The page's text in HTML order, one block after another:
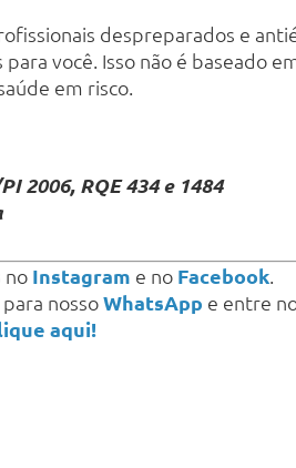
despreparados e
você. Isso não é baseado
em risco.
2006, RQE 434 e 1484
no Instagram e no Facebook.
nossoWhatsApp e entre
aqui!